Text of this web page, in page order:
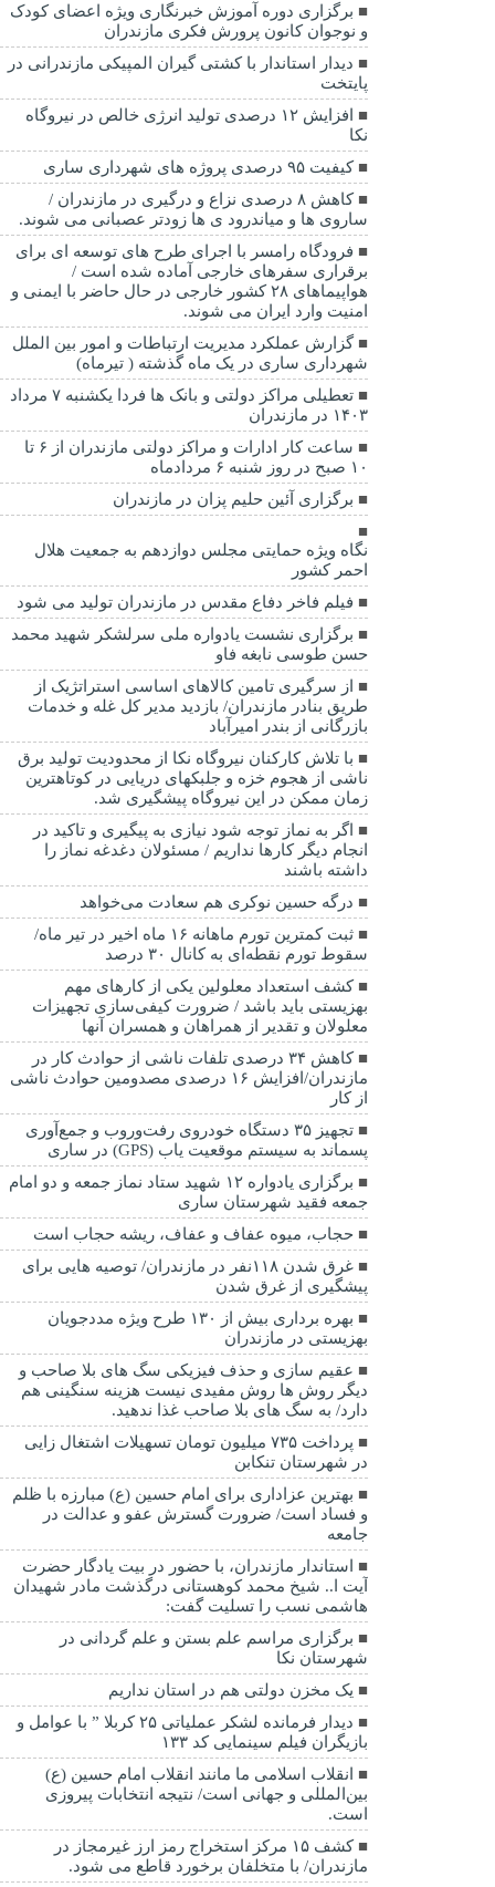
برگزاری دوره آموزش خبرنگاری ویژه اعضای کودک
و نوجوان کانون پرورش فکری مازندران
دیدار استاندار با کشتی گیران المپیکی مازندرانی در
پایتخت
افزایش ۱۲ درصدی تولید انرژی خالص در نیروگاه
نکا
کیفیت ۹۵ درصدی پروژه های شهرداری ساری
کاهش ۸ درصدی نزاع و درگیری در مازندران /
ساروی ها و میاندرود ی ها زودتر عصبانی می شوند.
فرودگاه رامسر با اجرای طرح های توسعه ای برای
برقراری سفرهای خارجی آماده شده است /
هواپیماهای ۲۸ کشور خارجی در حال حاضر با ایمنی و
امنیت وارد ایران می شوند.
گزارش عملکرد مدیریت ارتباطات و امور بین الملل
شهرداری ساری در یک ماه گذشته ( تیرماه)
تعطیلی مراکز دولتی و بانک ها فردا یکشنبه ۷ مرداد
۱۴۰۳ در مازندران
ساعت کار ادارات و مراکز دولتی مازندران از ۶ تا
۱۰ صبح در روز شنبه ۶ مردادماه
برگزاری آئین حلیم پزان در مازندران
نگاه ویژه حمایتی مجلس دوازدهم به جمعیت هلال
احمر کشور
فیلم فاخر دفاع مقدس در مازندران تولید می شود
برگزاری نشست یادواره ملی سرلشکر شهید محمد
حسن طوسی نابغه فاو
از سرگیری تامین کالاهای اساسی استراتژیک از
طریق بنادر مازندران/ بازدید مدیر کل غله و خدمات
بازرگانی از بندر امیرآباد
با تلاش کارکنان نیروگاه نکا از محدودیت تولید برق
ناشی از هجوم خزه و جلبکهای دریایی در کوتاهترین
زمان ممکن در این نیروگاه پیشگیری شد.
اگر به نماز توجه شود نیازی به پیگیری و تاکید در
انجام دیگر کارها نداریم / مسئولان دغدغه نماز را
داشته باشند
درگه حسین نوکری هم سعادت می‌خواهد
ثبت کمترین تورم ماهانه ۱۶ ماه اخیر در تیر ماه/
سقوط تورم نقطه‌ای به کانال ۳۰ درصد
کشف استعداد معلولین یکی از کارهای مهم
بهزیستی باید باشد / ضرورت کیفی‌سازی تجهیزات
معلولان و تقدیر از همراهان و همسران آنها
کاهش ۳۴ درصدی تلفات ناشی از حوادث كار در
مازندران/افزایش ۱۶ درصدی مصدومین حوادث ناشی
از کار
تجهیز ۳۵ دستگاه خودروی رفت‌وروب و جمع‌آوری
پسماند به سیستم موقعیت یاب (GPS) در ساری
برگزاری یادواره ۱۲ شهید ستاد نماز جمعه و دو امام
جمعه فقید شهرستان ساری
حجاب، میوه عفاف و عفاف، ریشه حجاب است
غرق شدن ۱۱۸نفر در مازندران/ توصيه هايی برای
پيشگيری از غرق شدن
بهره برداری بیش از ۱۳۰ طرح ویژه مددجویان
بهزیستی در مازندران
عقیم سازی و حذف فیزیکی سگ های بلا صاحب و
دیگر روش ها روش مفیدی نیست هزینه سنگینی هم
دارد/ به سگ های بلا صاحب غذا ندهید.
پرداخت ۷۳۵ میلیون تومان تسهیلات اشتغال زایی
در شهرستان تنکابن
بهترین عزاداری برای امام حسین (ع) مبارزه با ظلم
و فساد است/ ضرورت گسترش عفو و عدالت در
جامعه
استاندار مازندران، با حضور در بیت یادگار حضرت
آیت ا.. شیخ محمد کوهستانی درگذشت مادر شهیدان
هاشمی نسب را تسلیت گفت:
برگزاری مراسم علم بستن و علم گردانی در
شهرستان نکا
یک مخزن دولتی هم در استان نداریم
دیدار فرمانده لشکر عملیاتی ۲۵ کربلا ” با عوامل و
بازیگران فیلم سینمایی کد ۱۳۳
انقلاب اسلامی ما مانند انقلاب امام حسین (ع)
بین‌المللی و جهانی است/ نتیجه انتخابات پیروزی
است.
کشف ۱۵ مرکز استخراج رمز ارز غیرمجاز در
مازندران/ با متخلفان برخورد قاطع می شود.